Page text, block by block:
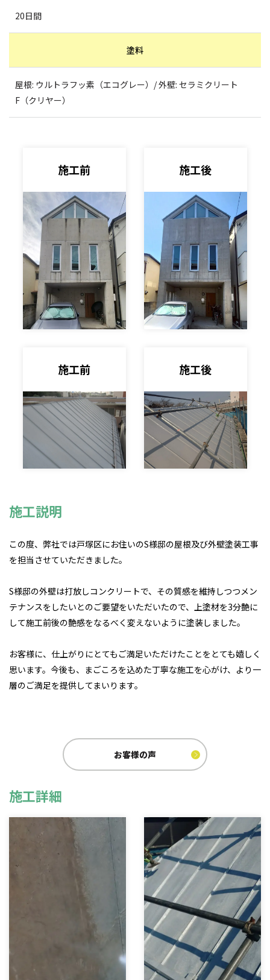
20日間
塗料
屋根: ウルトラフッ素（エコグレー）/ 外壁: セラミクリート
F（クリヤー）
施工前 施工後
施工前 施工後
施工説明
この度、弊社では戸塚区にお住いのS様邸の屋根及び外壁塗装工事
を担当させていただきました。
S様邸の外壁は打放しコンクリートで、その質感を維持しつつメン
テナンスをしたいとのご要望をいただいたので、上塗材を3分艶に
して施工前後の艶感をなるべく変えないように塗装しました。
お客様に、仕上がりにとてもご満足いただけたことをとても嬉しく
思います。今後も、まごころを込めた丁寧な施工を心がけ、より一
層のご満足を提供してまいります。
お客様の声
施工詳細